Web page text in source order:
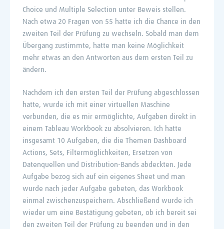
Choice und Multiple Selection unter Beweis stellen.
Nach etwa 20 Fragen von 55 hatte ich die Chance in den
zweiten Teil der Prüfung zu wechseln. Sobald man dem
Übergang zustimmte, hatte man keine Möglichkeit
mehr etwas an den Antworten aus dem ersten Teil zu
ändern.
Nachdem ich den ersten Teil der Prüfung abgeschlossen
hatte, wurde ich mit einer virtuellen Maschine
verbunden, die es mir ermöglichte, Aufgaben direkt in
einem Tableau Workbook zu absolvieren. Ich hatte
insgesamt 10 Aufgaben, die die Themen Dashboard
Actions, Sets, Filtermöglichkeiten, Ersetzen von
Datenquellen und Distribution-Bands abdeckten. Jede
Aufgabe bezog sich auf ein eigenes Sheet und man
wurde nach jeder Aufgabe gebeten, das Workbook
einmal zwischenzuspeichern. Abschließend wurde ich
wieder um eine Bestätigung gebeten, ob ich bereit sei
den zweiten Teil der Prüfung zu beenden und in den